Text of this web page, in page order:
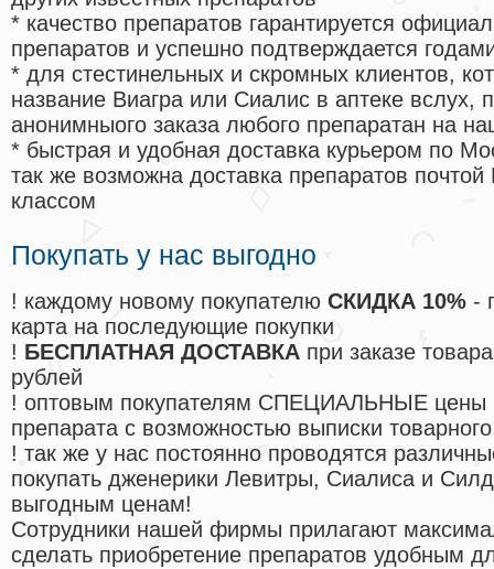
* качество препаратов гарантируется
препаратов и успешно подтверждается
* для стестинельных и скромных клиентов,
название Виагра или Сиалис в аптеке вслух,
анонимныого заказа любого препаратан на
* быстрая и удобная доставка курьером по
так же возможна доставка препаратов
классом
Покупать у нас выгодно
! каждому новому покупателю СКИДКА 10% -
карта на последующие покупки
! БЕСПЛАТНАЯ ДОСТАВКА при заказе
рублей
! оптовым покупателям СПЕЦИАЛЬНЫЕ цены
препарата с возможностью выписки
! так же у нас постоянно проводятся
покупать дженерики Левитры, Сиалиса и
выгодным ценам!
Cотрудники нашей фирмы прилагают
сделать приобретение препаратов удобным